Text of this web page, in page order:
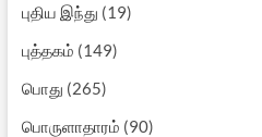
புதிய இந்து (19)
புத்தகம் (149)
பொது (265)
பொருளாதாரம் (90)